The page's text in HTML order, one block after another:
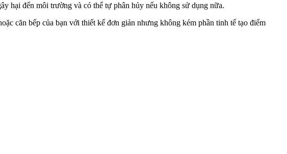
hại đến môi trường và có thể tự phân hủy nếu không sử dụng nữa.
căn bếp của bạn với thiết kế đơn giản nhưng không kém phần tinh tế tạo điểm